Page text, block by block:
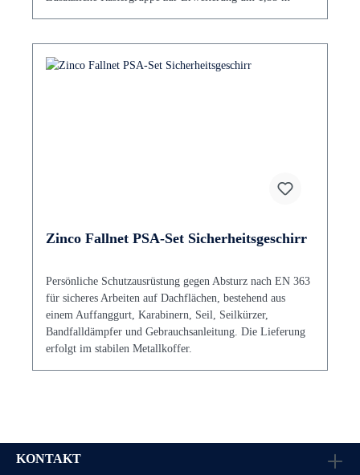
Zinco Fallnet PSA-Set Sicherheitsgeschirr
Persönliche Schutzausrüstung gegen Absturz nach EN 363
für sicheres Arbeiten auf Dachflächen, bestehend aus
einem Auffanggurt, Karabinern, Seil, Seilkürzer,
Bandfalldämpfer und Gebrauchsanleitung. Die Lieferung
erfolgt im stabilen Metallkoffer.
KONTAKT